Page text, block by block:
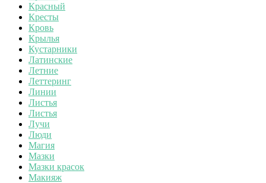
Красный
Кресты
Кровь
Крылья
Кустарники
Латинские
Летние
Леттеринг
Линии
Листья
Листья
Лучи
Люди
Магия
Мазки
Мазки красок
Макияж